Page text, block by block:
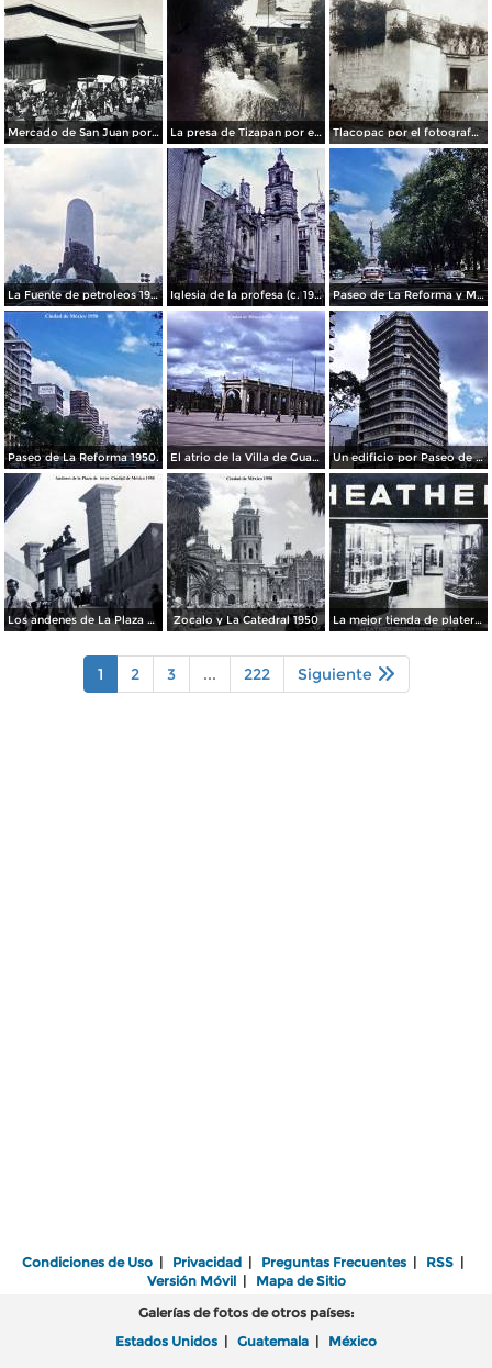
Mercado de San Juan por el fotografo Felix Miret La presa de Tizapan por el fotografo Fernando Kososky. ( Circulada el 22 de Diembre de 1910 ). Tlacopac por el fotografo Hugo Brehme.
La Fuente de petroleos 1950. Iglesia de la profesa (c. 1950) Paseo de La Reforma y Mto a La Independencia 1950
Paseo de La Reforma 1950. El atrio de la Villa de Guadalupe 1950. Un edificio por Paseo de La Reforma 1950
Los andenes de La Plaza de toros Ciudad de México 1950 Zocalo y La Catedral 1950 La mejor tienda de plateria.
1 2 3 ... 222 Siguiente
Condiciones de Uso | Privacidad | Preguntas Frecuentes | RSS |
Versión Móvil| Mapa de Sitio
Galerías de fotos de otros países:
Estados Unidos | Guatemala | México